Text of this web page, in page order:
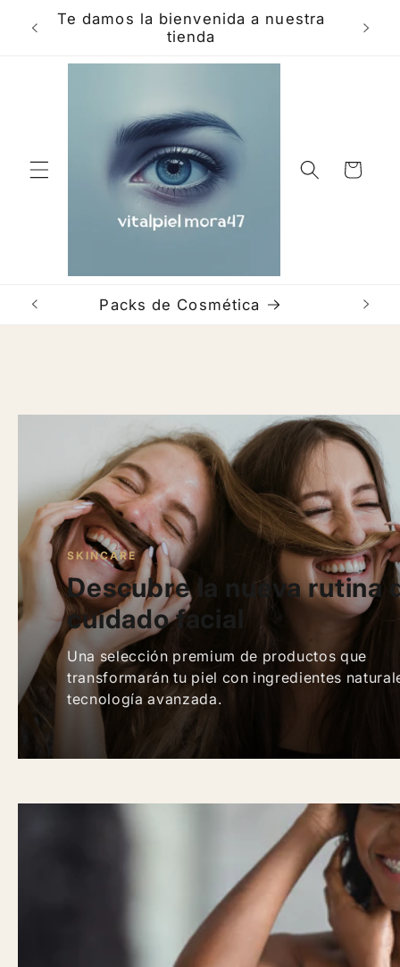
Skip to
content
Te damos la bienvenida a nuestra
tienda
Hola
Cart
Packs de Cosmética
SKINCARE
Descubre la nueva rutina
cuidado facial
Una selección premium de productos que
transformarán tu piel con ingredientes
tecnología avanzada.